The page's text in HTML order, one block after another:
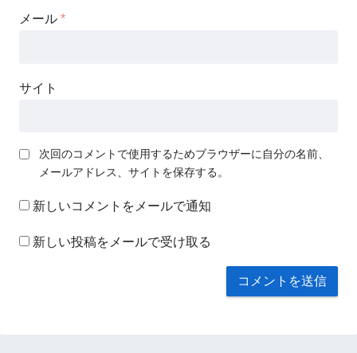
メール *
サイト
次回のコメントで使用するためブラウザーに自分の名前、
メールアドレス、サイトを保存する。
新しいコメントをメールで通知
新しい投稿をメールで受け取る